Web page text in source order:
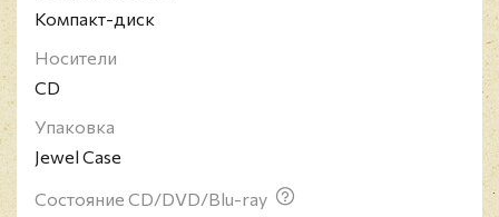
Компакт-диск
Носители
CD
Упаковка
Jewel Case
Состояние CD/DVD/Blu-ray